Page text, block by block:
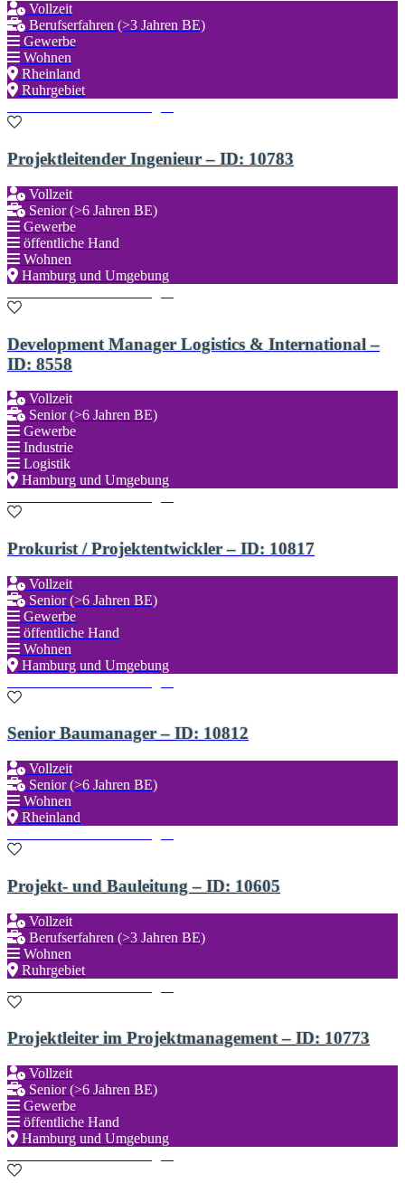
Vollzeit
Berufserfahren (>3 Jahren BE)
Gewerbe
Wohnen
Rheinland
Ruhrgebiet
Projektleitender Ingenieur – ID: 10783
Vollzeit
Senior (>6 Jahren BE)
Gewerbe
öffentliche Hand
Wohnen
Hamburg und Umgebung
Development Manager Logistics & International –
ID: 8558
Vollzeit
Senior (>6 Jahren BE)
Gewerbe
Industrie
Logistik
Hamburg und Umgebung
Prokurist / Projektentwickler – ID: 10817
Vollzeit
Senior (>6 Jahren BE)
Gewerbe
öffentliche Hand
Wohnen
Hamburg und Umgebung
Senior Baumanager – ID: 10812
Vollzeit
Senior (>6 Jahren BE)
Wohnen
Rheinland
Projekt- und Bauleitung – ID: 10605
Vollzeit
Berufserfahren (>3 Jahren BE)
Wohnen
Ruhrgebiet
Projektleiter im Projektmanagement – ID: 10773
Vollzeit
Senior (>6 Jahren BE)
Gewerbe
öffentliche Hand
Hamburg und Umgebung